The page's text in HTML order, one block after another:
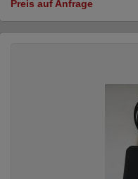
Preis auf Anfrage